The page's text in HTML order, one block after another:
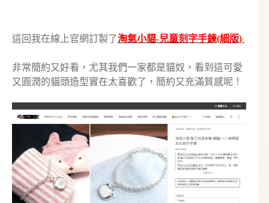
這回我在線上官網訂製了淘氣小貓-兒童刻字手鍊(細版)
非常簡約又好看，尤其我們一家都是貓奴，看到這可愛
又圓潤的貓頭造型實在太喜歡了，簡約又充滿質感呢！